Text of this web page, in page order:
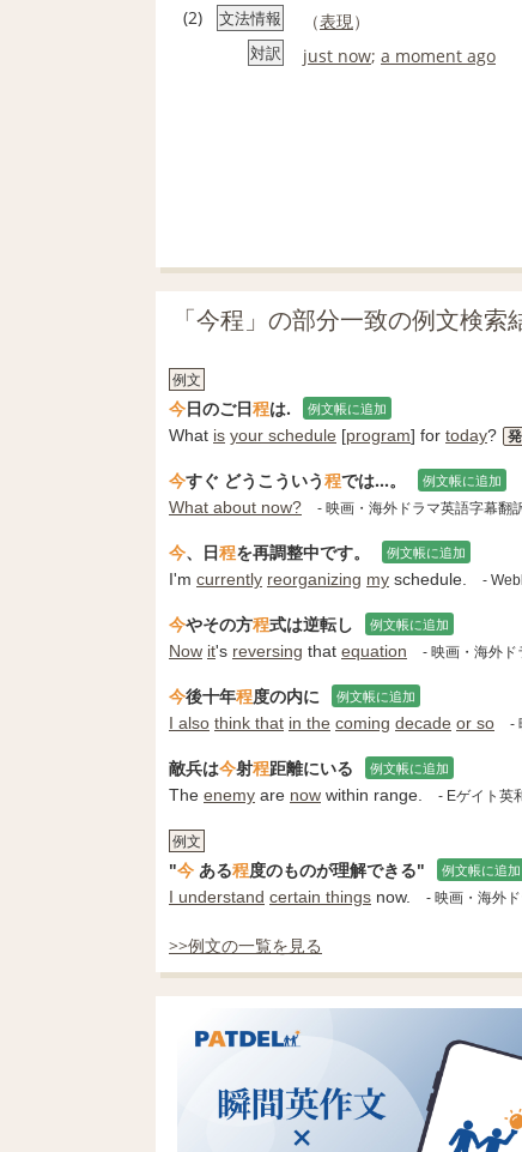
(2)
文法情報 （表現）
対訳 just now; a moment ago
「今程」の部分一致の例文検索
例文
今日のご日程は. 例文帳に追加
What is your schedule [program] for today?
今すぐ どうこういう程では...。 例文帳に追加
What about now? - 映画・海外ドラマ英語字幕翻
今、日程を再調整中です。 例文帳に追加
I'm currently reorganizing my schedule. -
今やその方程式は逆転し 例文帳に追加
Now it's reversing that equation - 映画・海外ド
今後十年程度の内に 例文帳に追加
I also think that in the coming decade or so -
敵兵は今射程距離にいる 例文帳に追加
The enemy are now within range. - Eゲイト英
例文
"今 ある程度のものが理解できる" 例文帳に追加
I understand certain things now. - 映画・海外
>>例文の一覧を見る